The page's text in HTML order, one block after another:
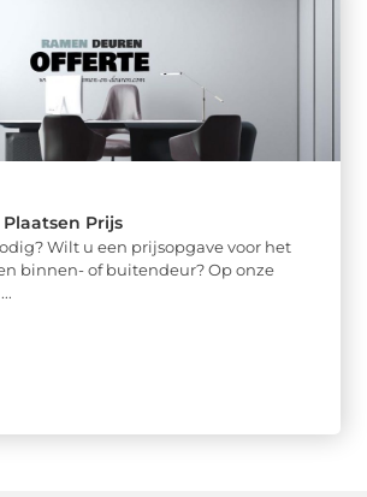
Prijs
Wilt u een prijsopgave voor het
binnen- of buitendeur? Op onze